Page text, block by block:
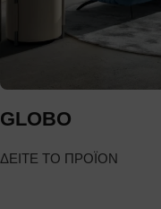
GLOBO
ΔΕΙΤΕ ΤΟ ΠΡΟΪΟΝ